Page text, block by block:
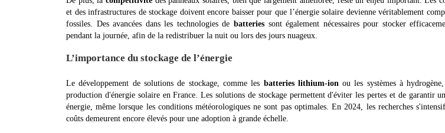
et des infrastructures de stockage doivent encore baisser pour que l’énergie solaire devienne véritablement
fossiles. Des avancées dans les technologies de batteriessont également nécessaires pour stocker
pendant la journée, afin de la redistribuer la nuit ou lors des jours nuageux.
L’importance du stockage de l’énergie
Le développement de solutions de stockage, comme les batteries lithium-ion ou les systèmes à
production d'énergie solaire en France. Les solutions de stockage permettent d'éviter les pertes et de garantir
énergie, même lorsque les conditions météorologiques ne sont pas optimales. En 2024, les recherches
coûts demeurent encore élevés pour une adoption à grande échelle.